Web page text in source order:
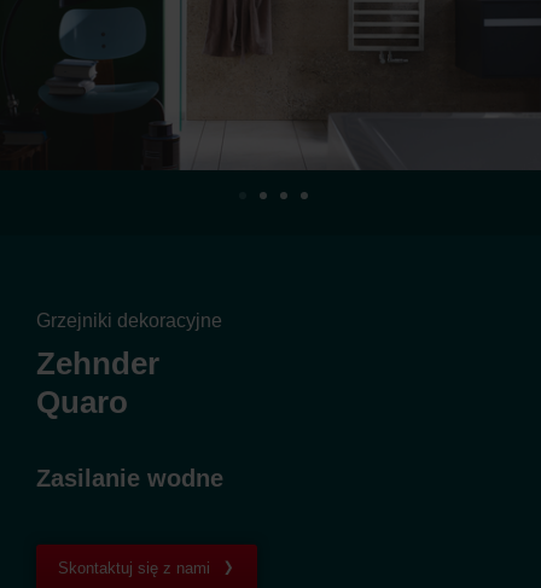
Grzejniki dekoracyjne
Zehnder
Quaro
Zasilanie wodne
Skontaktuj się z nami